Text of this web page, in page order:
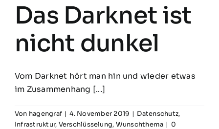
Das Darknet ist
nicht dunkel
Vom Darknet hört man hin und wieder etwas
im Zusammenhang [...]
Von hagengraf | 4. November 2019 | Datenschutz,
Infrastruktur, Verschlüsselung, Wunschthema | 0